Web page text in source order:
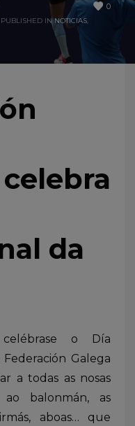
0
PUBLISHED INNOTICIAS,
da
o Día
Galega
a todas as nosas
balonmán, as
aboas… que